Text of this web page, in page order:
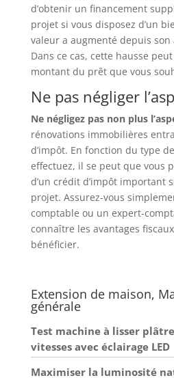
d’obtenir un financement
projet si vous disposez d’un
valeur a augmenté depuis
Dans ce cas, cette hausse
montant du prêt que vous
Ne pas négliger
Ne négligez pas non plus
rénovations immobilières
d’impôt. En fonction du type
effectuez, il se peut que vous
d’un crédit d’impôt important
projet. Assurez-vous
comptable ou un expert-
connaître les avantages
bénéficier.
Extension de maison,
générale
Test machine à lisser
vitesses avec éclairage LED
Maximiser la luminosité